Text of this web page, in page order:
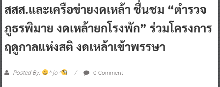
สสส.และเครือข่ายงดเหล้า ชื่นชม “ตำรวจ
ภูธรพิมาย งดเหล้ายกโรงพัก” ร่วมโครงการ
ฤดูกาลแห่งสติ งดเหล้าเข้าพรรษา
Posted By: ^ jo ^ 0 Comment